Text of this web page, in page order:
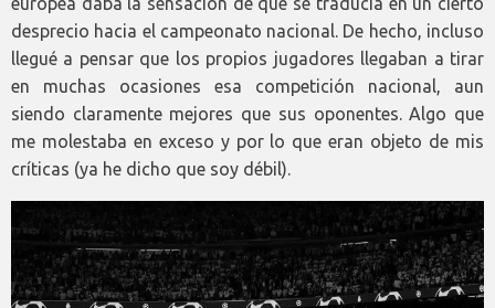
desprecio hacia el campeonato nacional. De hecho, incluso
llegué a pensar que los propios jugadores llegaban a tirar
en muchas ocasiones esa competición nacional, aun
siendo claramente mejores que sus oponentes. Algo que
me molestaba en exceso y por lo que eran objeto de mis
críticas (ya he dicho que soy débil).